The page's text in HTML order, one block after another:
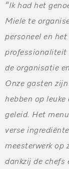
“Ik had het
Miele te
personeel en
professionaliteit
de organisatie
Onze gasten
hebben op
geleid. Het
verse
meesterwerk op
dankzij de chefs